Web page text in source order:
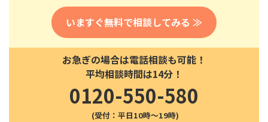
いますぐ無料で相談してみる ≫
お急ぎの場合は電話相談も可能！
平均相談時間は14分！
0120-550-580
(受付：平日10時〜19時)